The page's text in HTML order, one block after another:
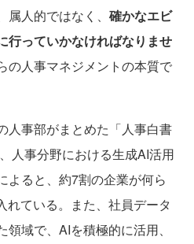
人的ではなく、 確かなエビ
行っていかなければなりませ
の人事マネジメントの本質で
人事部がまとめた「人事白書
人事分野における生成AI活用
よると、約7割の企業が何ら
れている。また、社員データ
域で、AIを積極的に活用、